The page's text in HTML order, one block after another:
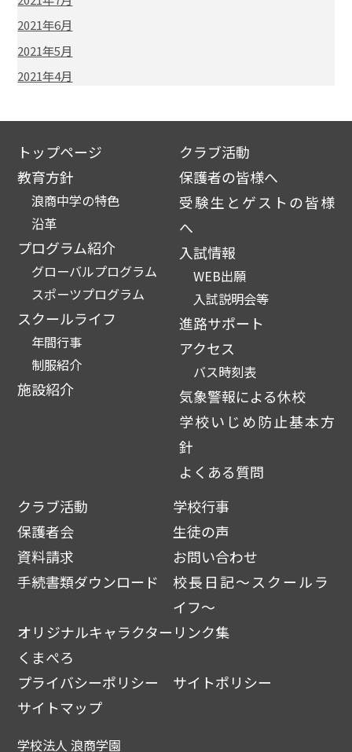
2021年6月
2021年5月
2021年4月
トップページ
教育方針
浪商中学の特色
沿革
プログラム紹介
グローバルプログラム
スポーツプログラム
スクールライフ
年間行事
制服紹介
施設紹介
クラブ活動
保護者の皆様へ
受験生とゲストの皆様
へ
入試情報
WEB出願
入試説明会等
進路サポート
アクセス
バス時刻表
気象警報による休校
学校いじめ防止基本方
針
よくある質問
クラブ活動
学校行事
保護者会
生徒の声
資料請求
お問い合わせ
手続書類ダウンロード
校長日記～スクールラ
イフ～
オリジナルキャラクター
くまぺろ
リンク集
プライバシーポリシー
サイトポリシー
サイトマップ
学校法人 浪商学園